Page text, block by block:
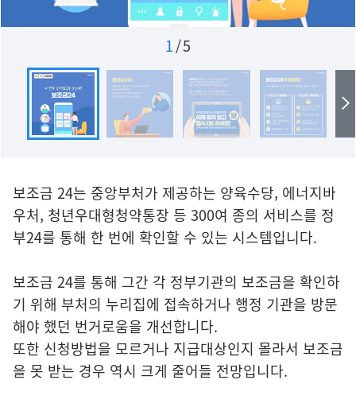
1/5
보조금 24는 중앙부처가 제공하는 양육수당, 에너지바
우처, 청년우대형청약통장 등 300여 종의 서비스를 정
부24를 통해 한 번에 확인할 수 있는 시스템입니다.
보조금 24를 통해 그간 각 정부기관의 보조금을 확인하
기 위해 부처의 누리집에 접속하거나 행정 기관을 방문
해야 했던 번거로움을 개선합니다.
또한 신청방법을 모르거나 지급대상인지 몰라서 보조금
을 못 받는 경우 역시 크게 줄어들 전망입니다.